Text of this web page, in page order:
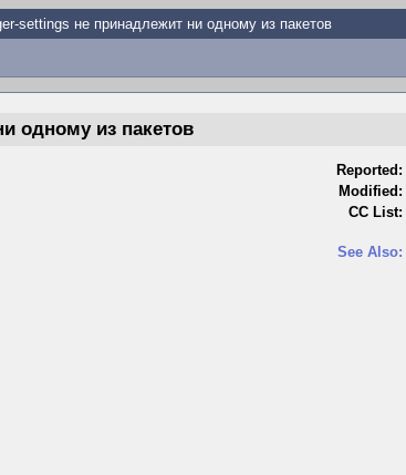
settings не принадлежит ни одному из пакетов
одному из пакетов
Reported:
Modified:
CC List:
See Also: